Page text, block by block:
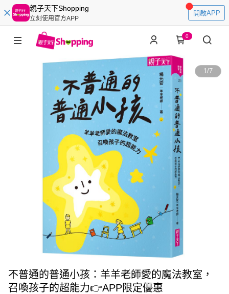
親子天下Shopping
立刻使用官方APP
開啟APP
0
1/7
不普通的普通小孩：羊羊老師愛的魔法教室，
召喚孩子的超能力👉APP限定優惠